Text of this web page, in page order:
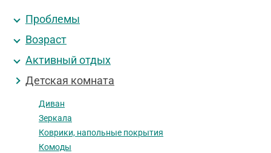
Проблемы
Возраст
Активный отдых
Детская комната
Диван
Зеркала
Коврики, напольные покрытия
Комоды